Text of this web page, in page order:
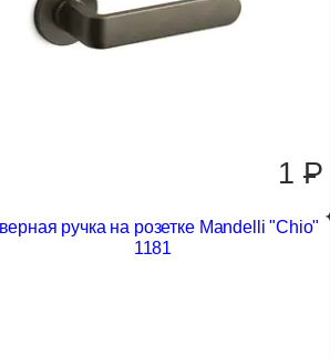
1P
ручка на розетке Mandelli "Chio"
1181